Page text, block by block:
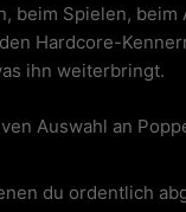
beim Spielen, beim
Hardcore-
ihn weiterbringt.
Auswahl an
du ordentlich